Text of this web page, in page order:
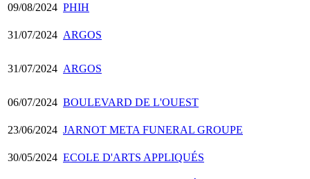
09/08/2024 PHIH
31/07/2024 ARGOS
31/07/2024 ARGOS
06/07/2024 BOULEVARD DE L'OUEST
23/06/2024 JARNOT META FUNERAL GROUPE
30/05/2024 ECOLE D'ARTS APPLIQUÉS